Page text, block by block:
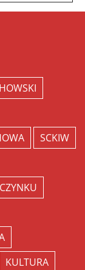
SCKIW
KULTURA